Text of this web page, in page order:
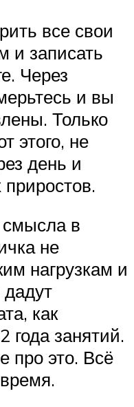
все свои
и записать
Через
и вы
Только
этого, не
день и
в
не
нагрузкам и
дадут
как
года занятий.
про это. Всё